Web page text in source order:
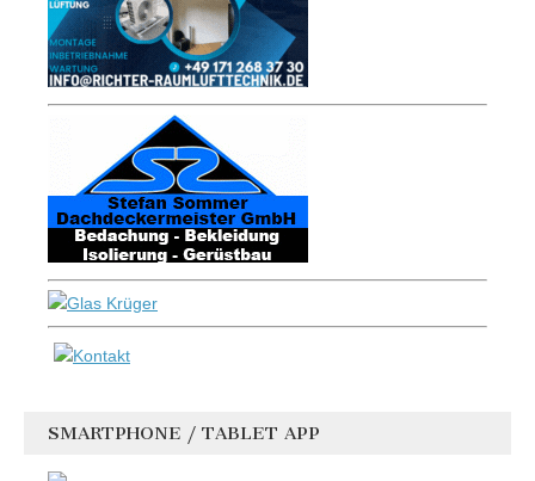
SMARTPHONE / TABLET APP